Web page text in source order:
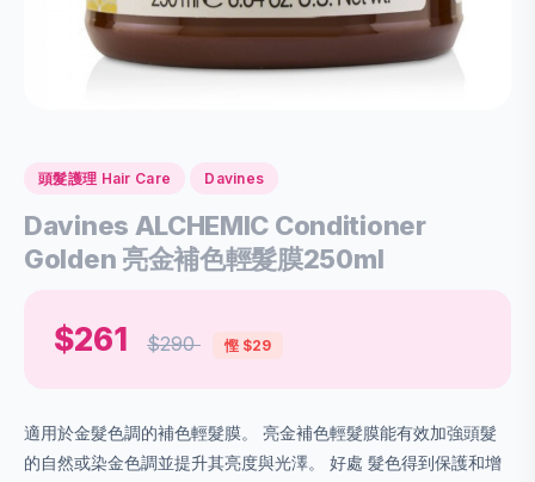
頭髮護理 Hair Care Davines
Davines ALCHEMIC Conditioner
Golden 亮金補色輕髮膜250ml
$261 $290 慳 $29
適用於金髮色調的補色輕髮膜。 亮金補色輕髮膜能有效加強頭髮
的自然或染金色調並提升其亮度與光澤。 好處 髮色得到保護和增